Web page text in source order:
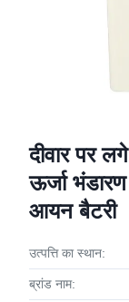
दीवार पर
ऊर्जा
आयन बैटरी
उत्पत्ति का स्थान:
ब्रांड नाम: